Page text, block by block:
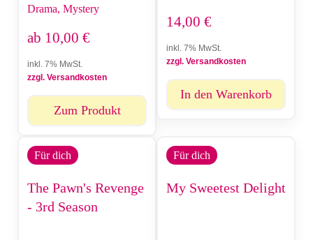
Drama, Mystery
ab 10,00 €
inkl. 7% MwSt.
zzgl. Versandkosten
Zum Produkt
14,00 €
inkl. 7% MwSt.
zzgl. Versandkosten
In den Warenkorb
Für dich
The Pawn's Revenge
- 3rd Season
Für dich
My Sweetest Delight